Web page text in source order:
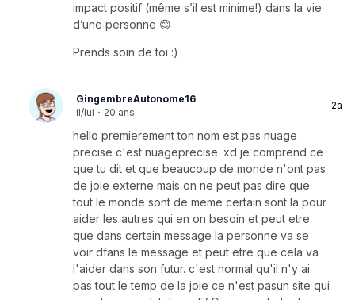
impact positif (même s’il est minime!) dans la vie
d’une personne 😊
Prends soin de toi :)
GingembreAutonome16
il/lui · 20 ans
2a
hello premierement ton nom est pas nuage
precise c'est nuageprecise. xd je comprend ce
que tu dit et que beaucoup de monde n'ont pas
de joie externe mais on ne peut pas dire que
tout le monde sont de meme certain sont la pour
aider les autres qui en on besoin et peut etre
que dans certain message la personne va se
voir dfans le message et peut etre que cela va
l'aider dans son futur. c'est normal qu'il n'y ai
pas tout le temp de la joie ce n'est pasun site qui